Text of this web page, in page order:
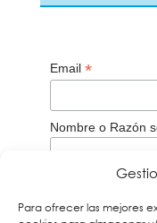
Para ofrecer las mejores
Email *
Nombre o Razón
Acepto